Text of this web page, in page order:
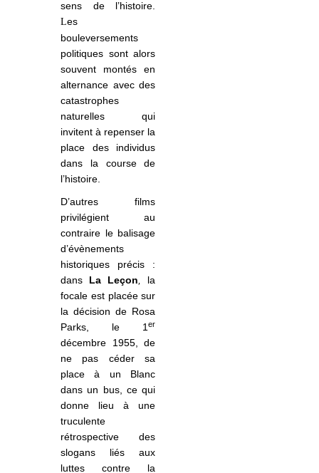
sens de l’histoire.
Les
bouleversements
politiques sont alors
souvent montés en
alternance avec des
catastrophes
naturelles qui
invitent à repenser la
place des individus
dans la course de
l’histoire.
D’autres films
privilégient au
contraire le balisage
d’évènements
historiques précis :
dans La Leçon
la
focale est placée sur
la décision de Rosa
Parks, le 1er
décembre 1955, de
ne pas céder sa
place à un Blanc
dans un bus, ce qui
donne lieu à une
truculente
rétrospective des
slogans liés aux
luttes contre la